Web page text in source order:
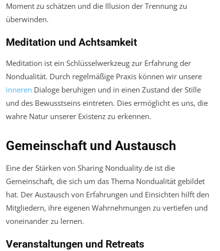
Moment zu schätzen und die Illusion der Trennung zu
überwinden.
Meditation und Achtsamkeit
Meditation ist ein Schlüsselwerkzeug zur Erfahrung der
Nondualität. Durch regelmäßige Praxis können wir unsere
inneren Dialoge beruhigen und in einen Zustand der Stille
und des Bewusstseins eintreten. Dies ermöglicht es uns, die
wahre Natur unserer Existenz zu erkennen.
Gemeinschaft und Austausch
Eine der Stärken von Sharing Nonduality.de ist die
Gemeinschaft, die sich um das Thema Nondualität gebildet
hat. Der Austausch von Erfahrungen und Einsichten hilft den
Mitgliedern, ihre eigenen Wahrnehmungen zu vertiefen und
voneinander zu lernen.
Veranstaltungen und Retreats